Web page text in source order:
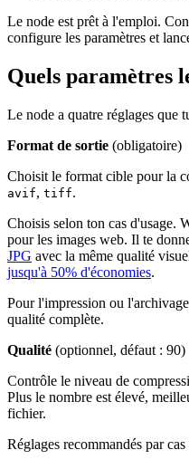
Le node est prêt à l'emploi.
configure les paramètres et
Quels paramètres
Le node a quatre réglages que
Format de sortie (obligatoire)
Choisit le format cible pour la
avif, tiff.
Choisis selon ton cas d'usage.
pour les images web. Il te
JPG avec la même qualité
jusqu'à 50% d'économies.
Pour l'impression ou
qualité complète.
Qualité (optionnel, défaut : 90)
Contrôle le niveau de
Plus le nombre est élevé,
fichier.
Réglages recommandés par cas